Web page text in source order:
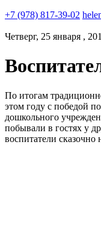
+7 (978) 817-39-02
Четверг, 25 января ,
По итогам
этом году с победой
дошкольного
побывали в гостях у
воспитатели